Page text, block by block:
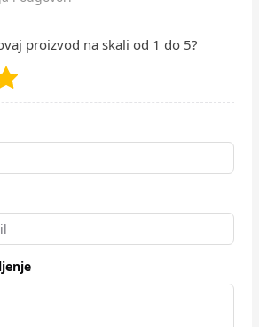
proizvod na skali od 1 do 5?